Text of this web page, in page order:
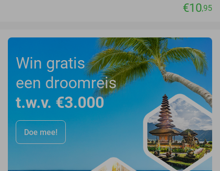
€10,95
Win gratis
een droomreis
t.w.v. €3.000
Doe mee!